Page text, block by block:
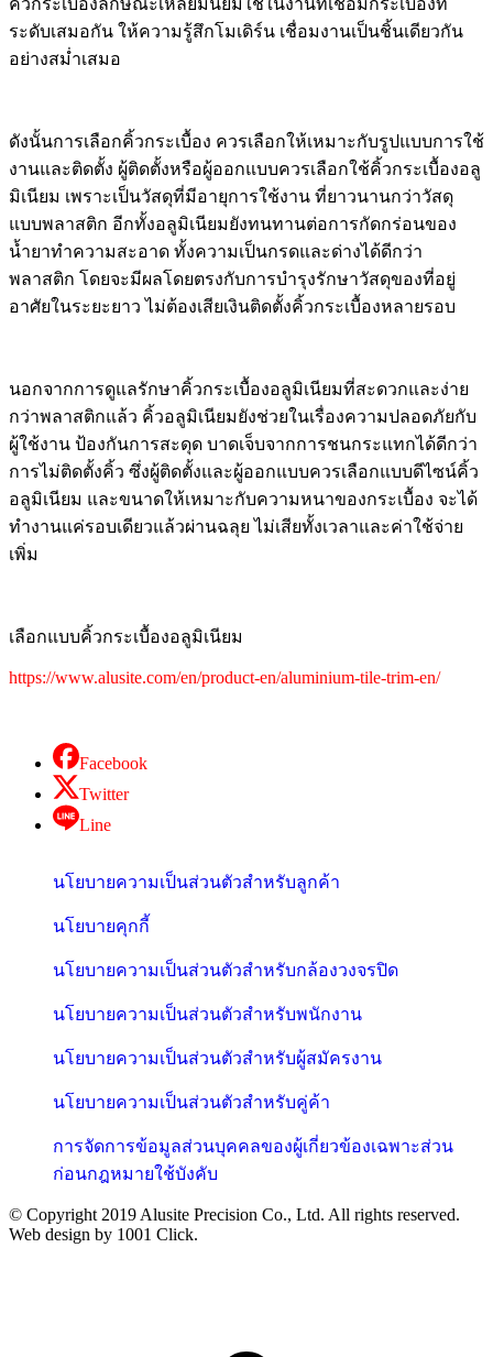
ระดับเสมอกัน ให้ความรู้สึกโมเดิร์น เชื่อมงานเป็นชิ้นเดียวกัน
อย่างสม่ำเสมอ
ดังนั้นการเลือกคิ้วกระเบื้อง ควรเลือกให้เหมาะกับรูปแบบการใช้
งานและติดตั้ง ผู้ติดตั้งหรือผู้ออกแบบควรเลือกใช้คิ้วกระเบื้องอลู
มิเนียม เพราะเป็นวัสดุที่มีอายุการใช้งาน ที่ยาวนานกว่าวัสดุ
แบบพลาสติก อีกทั้งอลูมิเนียมยังทนทานต่อการกัดกร่อนของ
น้ำยาทำความสะอาด ทั้งความเป็นกรดและด่างได้ดีกว่า
พลาสติก โดยจะมีผลโดยตรงกับการบำรุงรักษาวัสดุของที่อยู่
อาศัยในระยะยาว ไม่ต้องเสียเงินติดตั้งคิ้วกระเบื้องหลายรอบ
นอกจากการดูแลรักษาคิ้วกระเบื้องอลูมิเนียมที่สะดวกและง่าย
กว่าพลาสติกแล้ว คิ้วอลูมิเนียมยังช่วยในเรื่องความปลอดภัยกับ
ผู้ใช้งาน ป้องกันการสะดุด บาดเจ็บจากการชนกระแทกได้ดีกว่า
การไม่ติดตั้งคิ้ว ซึ่งผู้ติดตั้งและผู้ออกแบบควรเลือกแบบดีไซน์คิ้ว
อลูมิเนียม และขนาดให้เหมาะกับความหนาของกระเบื้อง จะได้
ทำงานแค่รอบเดียวแล้วผ่านฉลุย ไม่เสียทั้งเวลาและค่าใช้จ่าย
เพิ่ม
เลือกแบบคิ้วกระเบื้องอลูมิเนียม
https://www.alusite.com/en/product-en/aluminium-tile-trim-en/
Facebook
Twitter
Line
นโยบายความเป็นส่วนตัวสำหรับลูกค้า
นโยบายคุกกี้
นโยบายความเป็นส่วนตัวสำหรับกล้องวงจรปิด
นโยบายความเป็นส่วนตัวสำหรับพนักงาน
นโยบายความเป็นส่วนตัวสำหรับผู้สมัครงาน
นโยบายความเป็นส่วนตัวสำหรับคู่ค้า
การจัดการข้อมูลส่วนบุคคลของผู้เกี่ยวข้องเฉพาะส่วน
ก่อนกฎหมายใช้บังคับ
© Copyright 2019 Alusite Precision Co., Ltd. All rights reserved.
Web design by 1001 Click.